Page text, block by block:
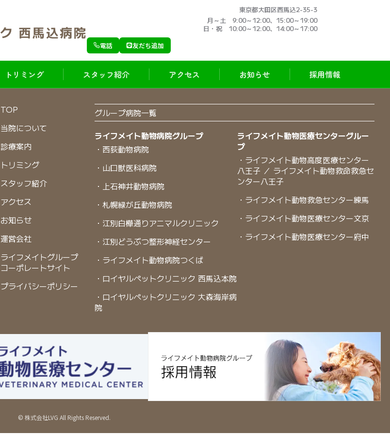
東京都大田区西馬込2-35-3
月～土 9:00～12:00、15:00～19:00
日・祝 10:00～12:00、14:00～17:00
電話
友だち追加
トリミング スタッフ紹介 アクセス お知らせ 採用情報
TOP
当院について
診療案内
トリミング
スタッフ紹介
アクセス
お知らせ
運営会社
ライフメイトグループ
コーポレートサイト
プライバシーポリシー
グループ病院一覧
ライフメイト動物病院グループ​
・西荻動物病院
・山口獣医科病院
・上石神井動物病院
・札幌緑が丘動物病院
・江別白樺通りアニマルクリニック
・江別どうぶつ整形神経センター
・ライフメイト動物病院つくば
・ロイヤルペットクリニック 西馬込本院
・ロイヤルペットクリニック 大森海岸病
院
ライフメイト動物医療センターグルー
プ​
・ライフメイト動物高度医療センター
八王子 ／ ライフメイト動物救命救急セ
ンター八王子
・ライフメイト動物救急センター練馬
・ライフメイト動物医療センター文京
・ライフメイト動物医療センター府中
© 株式会社LVG All Rights Reserved.